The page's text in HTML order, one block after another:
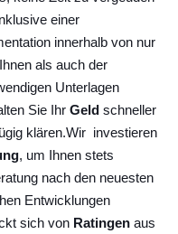
einer
innerhalb von nur
als auch der
Unterlagen
Sie Ihr Geld schneller
klären.Wir investieren
, um Ihnen stets
nach den neuesten
Entwicklungen
sich von Ratingen aus